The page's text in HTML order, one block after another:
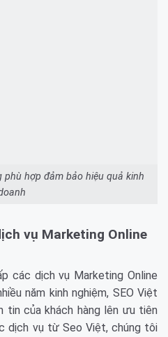
hợp đảm bảo hiệu quả kinh
vụ Marketing Online
các dịch vụ Marketing Online
năm kinh nghiệm, SEO Việt
tin của khách hàng lên ưu tiên
dịch vụ từ Seo Việt, chúng tôi